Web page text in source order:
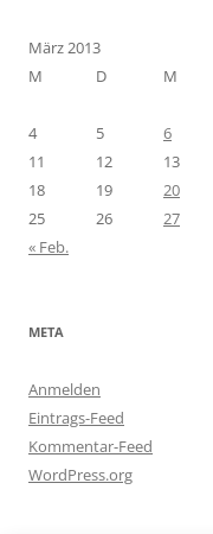
März 2013
M
D M
4
5 6
11
12 13
18
19 20
25
26 27
« Feb.
META
Anmelden
Eintrags-Feed
Kommentar-Feed
WordPress.org